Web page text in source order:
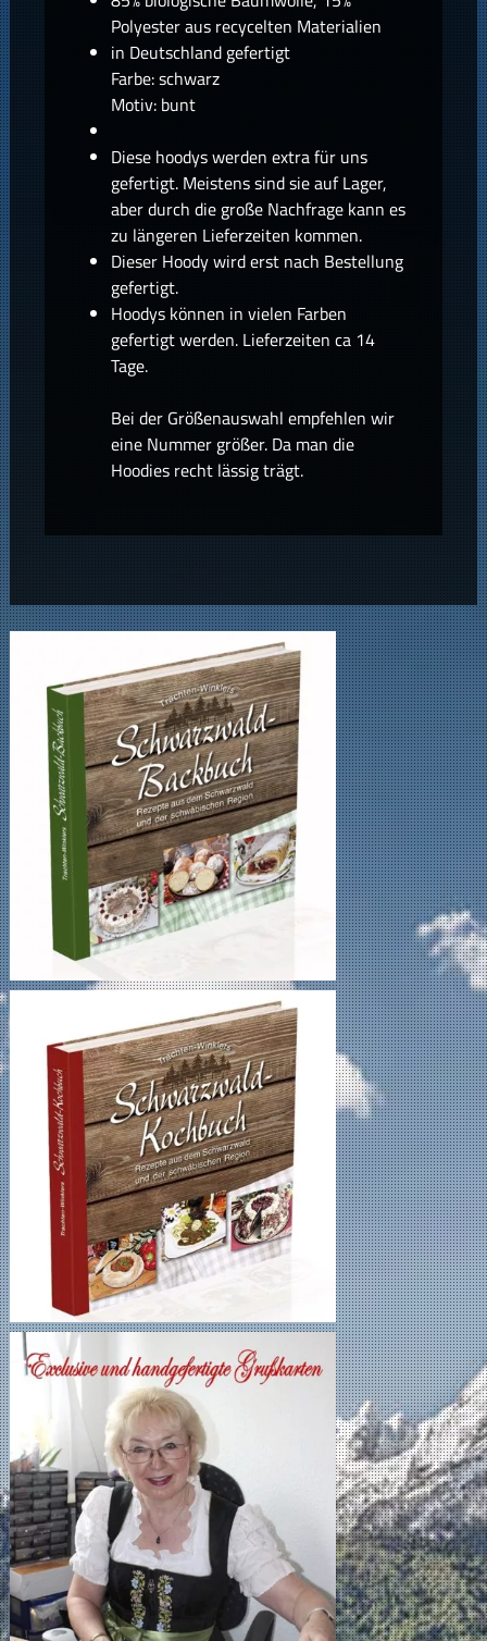
Polyester aus recycelten Materialien
in Deutschland gefertigt
Farbe: schwarz
Motiv: bunt
Diese hoodys werden extra für uns
gefertigt. Meistens sind sie auf Lager,
aber durch die große Nachfrage kann es
zu längeren Lieferzeiten kommen.
Dieser Hoody wird erst nach Bestellung
gefertigt.
Hoodys können in vielen Farben
gefertigt werden. Lieferzeiten ca 14
Tage.
Bei der Größenauswahl empfehlen wir
eine Nummer größer. Da man die
Hoodies recht lässig trägt.